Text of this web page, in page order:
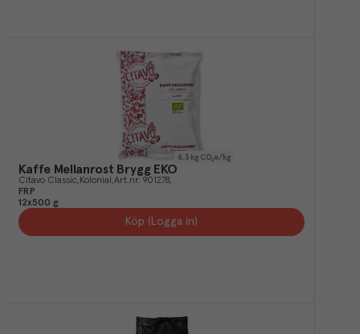
6.3 kg CO₂e/kg
Kaffe Mellanrost Brygg EKO
Citavo Classic Kolonial Art.nr. 901278
FRP
12x500 g
Köp (Logga in)